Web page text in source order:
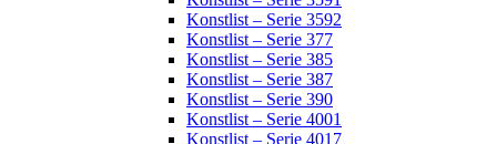
Konstlist – Serie 3592
Konstlist – Serie 377
Konstlist – Serie 385
Konstlist – Serie 387
Konstlist – Serie 390
Konstlist – Serie 4001
Konstlist – Serie 4017